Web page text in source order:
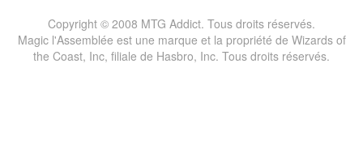
Copyright © 2008 MTG Addict. Tous droits réservés.
Magic l'Assemblée est une marque et la propriété de Wizards of
the Coast, Inc, filiale de Hasbro, Inc. Tous droits réservés.